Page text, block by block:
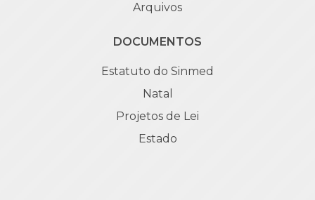
Arquivos
DOCUMENTOS
Estatuto do Sinmed
Natal
Projetos de Lei
Estado